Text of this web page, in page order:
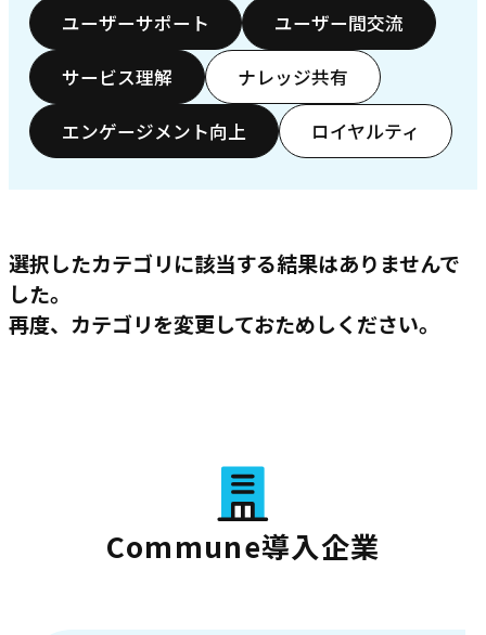
ユーザーサポート ユーザー間交流
サービス理解 ナレッジ共有
エンゲージメント向上 ロイヤルティ
選択したカテゴリに該当する結果はありませんで
した。
再度、カテゴリを変更しておためしください。
Commune導入企業